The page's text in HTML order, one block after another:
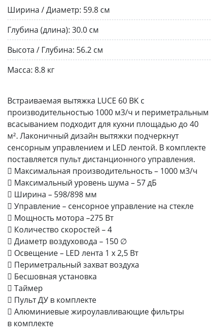
Ширина / Диаметр: 59.8 см
Глубина (длина): 30.0 см
Высота / Глубина: 56.2 см
Масса: 8.8 кг
Встраиваемая вытяжка LUCE 60 BK с
производительностью 1000 м3/ч и периметральным
всасыванием подходит для кухни площадью до 40
м². Лаконичный дизайн вытяжки подчеркнут
сенсорным управлением и LED лентой. В комплекте
поставляется пульт дистанционного управления.
 Максимальная производительность – 1000 м3/ч
 Максимальный уровень шума – 57 дБ
 Ширина – 598/898 мм
 Управление – сенсорное управление на стекле
 Мощность мотора –275 Вт
 Количество скоростей – 4
 Диаметр воздуховода – 150 ∅
 Освещение – LED лента 1 х 2,5 Вт
 Периметральный захват воздуха
 Бесшовная установка
 Таймер
 Пульт ДУ в комплекте
 Алюминиевые жироулавливающие фильтры
в комплекте